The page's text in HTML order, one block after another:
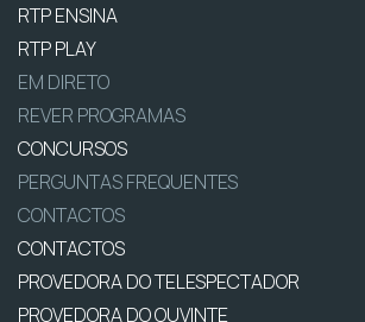
RTP ENSINA
RTP PLAY
EM DIRETO
REVER PROGRAMAS
CONCURSOS
PERGUNTAS FREQUENTES
CONTACTOS
CONTACTOS
PROVEDORA DO TELESPECTADOR
PROVEDORA DO OUVINTE